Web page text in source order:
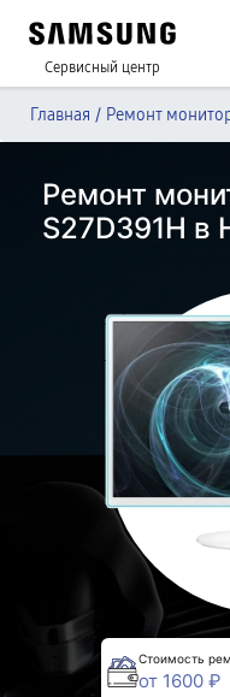
Сервисный центр
Главная / Ремонт
Ремонт
S27D391H
Стоимость
от 1600 ₽